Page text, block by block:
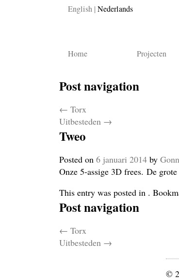
Home Projecten
English Nederlands
Post navigation
← Torx
Uitbesteden →
Tweo
Posted on 6 januari 2014 by
Onze 5-assige 3D frees. De
This entry was posted in .
Post navigation
← Torx
Uitbesteden →
©